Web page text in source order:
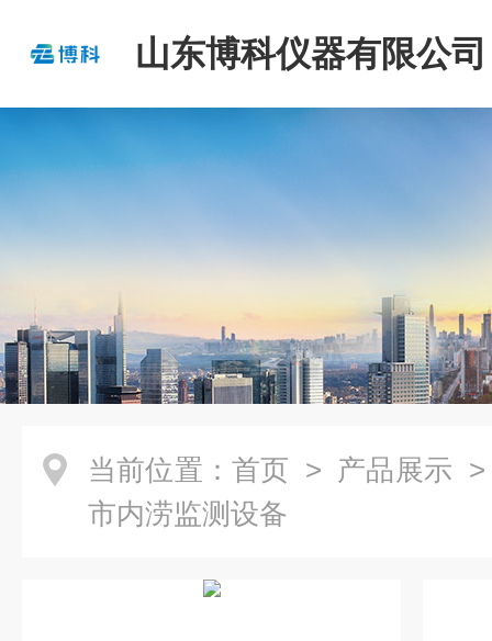
山东博科仪器有限公司
当前位置： 首页 > 产品展示
市内涝监测设备